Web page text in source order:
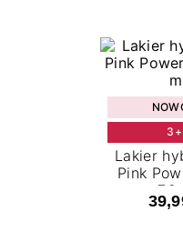
Lakier
Pink
7,2